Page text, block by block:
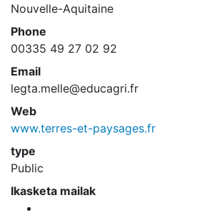
Nouvelle-Aquitaine
Phone
00335 49 27 02 92
Email
legta.melle@educagri.fr
Web
www.terres-et-paysages.fr
type
Public
Ikasketa mailak